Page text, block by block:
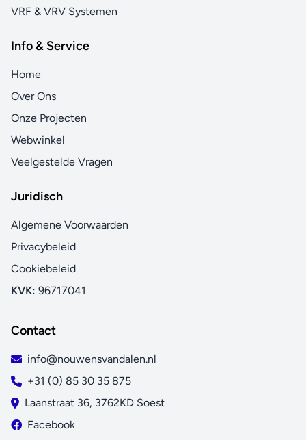
VRF & VRV Systemen
Info & Service
Home
Over Ons
Onze Projecten
Webwinkel
Veelgestelde Vragen
Juridisch
Algemene Voorwaarden
Privacybeleid
Cookiebeleid
KVK: 96717041
Contact
info@nouwensvandalen.nl
+31 (0) 85 30 35 875
Laanstraat 36, 3762KD Soest
Facebook